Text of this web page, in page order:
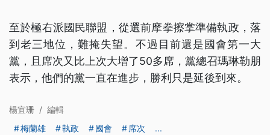
至於極右派國民聯盟，從選前摩拳擦掌準備執政，落
到老三地位，難掩失望。不過目前還是國會第一大
黨，且席次又比上次大增了50多席，黨總召瑪琳勒朋
表示，他們的黨一直在進步，勝利只是延後到來。
楊宜珊 / 編輯
梅蘭雄
執政 國會 席次 ...